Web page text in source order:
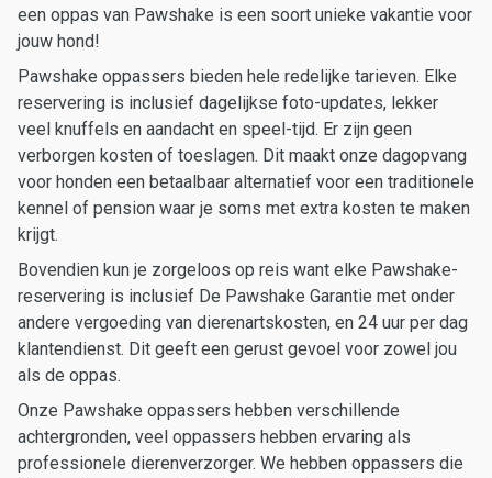
een oppas van Pawshake is een soort unieke vakantie voor
jouw hond!
Pawshake oppassers bieden hele redelijke tarieven. Elke
reservering is inclusief dagelijkse foto-updates, lekker
veel knuffels en aandacht en speel-tijd. Er zijn geen
verborgen kosten of toeslagen. Dit maakt onze dagopvang
voor honden een betaalbaar alternatief voor een traditionele
kennel of pension waar je soms met extra kosten te maken
krijgt.
Bovendien kun je zorgeloos op reis want elke Pawshake-
reservering is inclusief De Pawshake Garantie met onder
andere vergoeding van dierenartskosten, en 24 uur per dag
klantendienst. Dit geeft een gerust gevoel voor zowel jou
als de oppas.
Onze Pawshake oppassers hebben verschillende
achtergronden, veel oppassers hebben ervaring als
professionele dierenverzorger. We hebben oppassers die